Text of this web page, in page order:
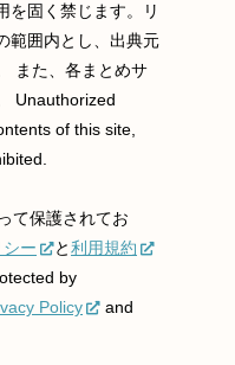
を固く禁じます。リ
範囲内とし、出典元
また、各まとめサ
Unauthorized
of this site,
て保護されてお
ー と利用規約
by
Policy
and